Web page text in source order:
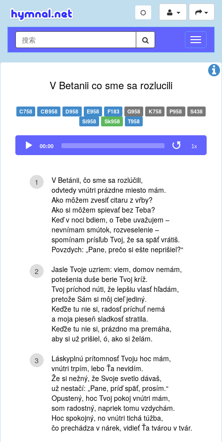
切
换
导
V Betanii co sme sa rozlucili
C758 CB958 D958 E958 F183 G958 K758 P958
S438
Si958
Sk958 T958
Audio
Player
00:00 1x
1
V Betánii, čo sme sa rozlúčili,
odvtedy vnútri prázdne miesto mám.
Ako môžem zvesiť citaru z vŕby?
Ako si môžem spievať bez Teba?
Keď v noci bdiem, o Tebe uvažujem –
nevnímam smútok, rozveselenie –
spomínam prísľub Tvoj, že sa späť vrátiš.
Povzdych: „Pane, prečo si ešte neprišiel?“
2
Jasle Tvoje uzriem: viem, domov nemám,
potešenia duše berie Tvoj kríž.
Tvoj príchod núti, že lepšiu vlasť hľadám,
pretože Sám si môj cieľ jediný.
Keďže tu nie si, radosť príchuť nemá
a moja pieseň sladkosť stratila.
Keďže tu nie si, prázdno ma premáha,
aby si už prišiel, ó, ako si želám.
3
Láskyplnú prítomnosť Tvoju hoc mám,
vnútri trpím, lebo Ťa nevidím.
Že si nežný, že Svoje svetlo dávaš,
už nestačí: „Pane, príď späť, prosím.“
Opustený, hoc Tvoj pokoj vnútri mám,
som radostný, napriek tomu vzdychám.
Hoc spokojný, no vnútri tichá túžba,
čo prechádza v nárek, vidieť Ťa tvárou v tvár.